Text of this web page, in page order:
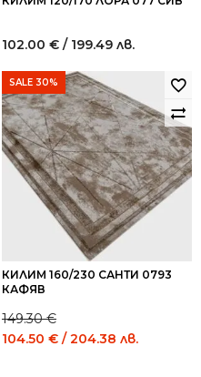
102.00 € / 199.49 лв.
SALE 30%
КИЛИМ 160/230 САНТИ 0793
КАФЯВ
149.30€
Original
104.50 € / 204.38 лв.